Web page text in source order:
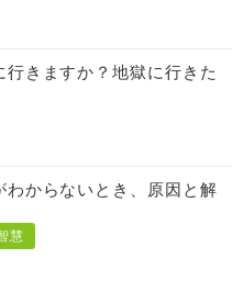
行きますか？地獄に行きた
わからないとき、原因と解
慧